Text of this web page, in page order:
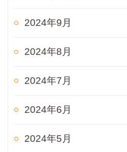
2024年9月
2024年8月
2024年7月
2024年6月
2024年5月